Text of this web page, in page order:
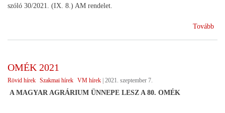
szóló 30/2021. (IX. 8.) AM rendelet.
Tovább
OMÉK 2021
Rövid hírek Szakmai hírek VM hírek 2021. szeptember 7.
A MAGYAR AGRÁRIUM ÜNNEPE LESZ A 80. OMÉK